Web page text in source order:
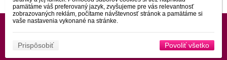
pamätáme váš preferovaný jazyk, zvyšujeme pre vás relevantnosť
zobrazovaných reklám, počítame návštevnosť stránok a pamätáme si
vaše nastavenia vykonané na stránke.
Prispôsobiť Povoliť všetko